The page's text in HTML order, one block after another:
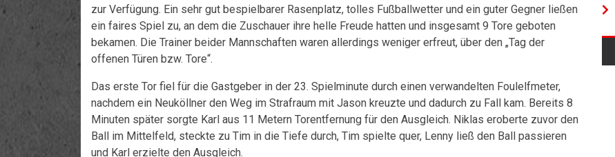
zur Verfügung. Ein sehr gut bespielbarer Rasenplatz, tolles Fußballwetter und ein guter Gegner ließen
ein faires Spiel zu, an dem die Zuschauer ihre helle Freude hatten und insgesamt 9 Tore geboten
bekamen. Die Trainer beider Mannschaften waren allerdings weniger erfreut, über den „Tag der
offenen Türen bzw. Tore“.
Das erste Tor fiel für die Gastgeber in der 23. Spielminute durch einen verwandelten Foulelfmeter,
nachdem ein Neuköllner den Weg im Strafraum mit Jason kreuzte und dadurch zu Fall kam. Bereits 8
Minuten später sorgte Karl aus 11 Metern Torentfernung für den Ausgleich. Niklas eroberte zuvor den
Ball im Mittelfeld, steckte zu Tim in die Tiefe durch, Tim spielte quer, Lenny ließ den Ball passieren
und Karl erzielte den Ausgleich.